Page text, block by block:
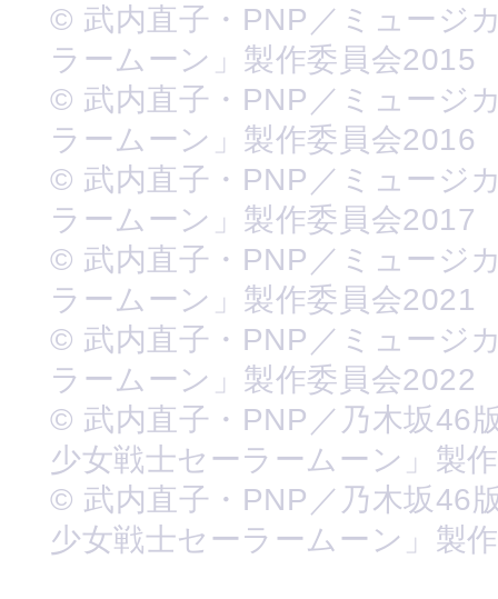
© 武内直子・PNP／ミュージ
ラームーン」製作委員会2015
© 武内直子・PNP／ミュージ
ラームーン」製作委員会2016
© 武内直子・PNP／ミュージ
ラームーン」製作委員会2017
© 武内直子・PNP／ミュージ
ラームーン」製作委員会2021
© 武内直子・PNP／ミュージ
ラームーン」製作委員会2022
© 武内直子・PNP／乃木坂46
少女戦士セーラームーン」製
© 武内直子・PNP／乃木坂46
少女戦士セーラームーン」製